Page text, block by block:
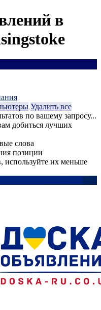
в
Удалить все
по вашему запросу...
добиться лучших
слова
позиции
используйте их меньше